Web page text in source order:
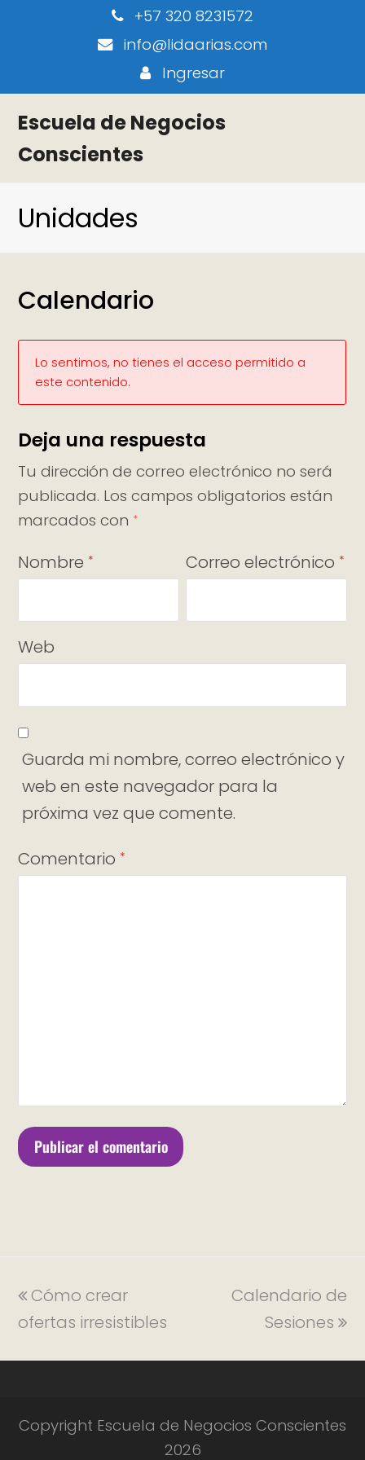
+57 320 8231572
info@lidaarias.com
Ingresar
Escuela de Negocios
Conscientes
Unidades
Calendario
Lo sentimos, no tienes el acceso permitido a
este contenido.
Deja una respuesta
Tu dirección de correo electrónico no será
publicada. Los campos obligatorios están
marcados con *
Nombre * Correo electrónico *
Web
Guarda mi nombre, correo electrónico y
web en este navegador para la
próxima vez que comente.
Comentario *
Cómo crear
ofertas irresistibles
Calendario de
Sesiones
Copyright Escuela de Negocios Conscientes
2026